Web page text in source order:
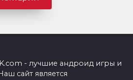
- лучшие андроид игры и
сайт является